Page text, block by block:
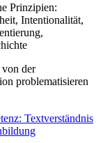
Prinzipien:
Intentionalität,
der
problematisieren
Textverständnis